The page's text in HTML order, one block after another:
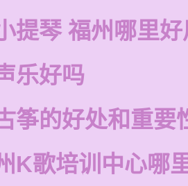
提琴 福州哪里
乐好吗
筝的好处和重要
K歌培训中心哪